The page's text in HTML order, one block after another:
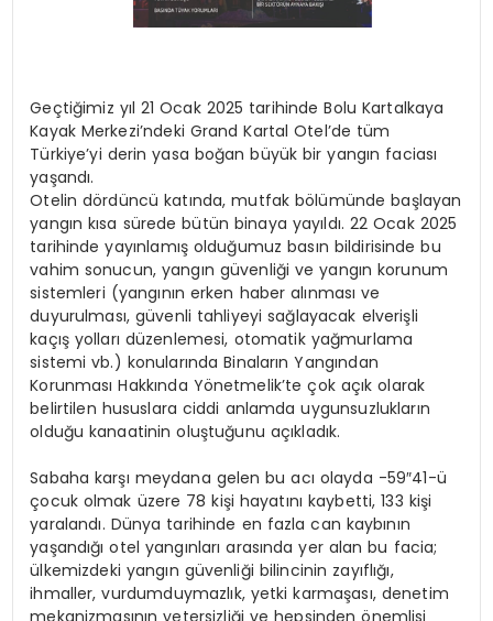
Geçtiğimiz yıl 21 Ocak 2025 tarihinde Bolu Kartalkaya
Kayak Merkezi’ndeki Grand Kartal Otel’de tüm
Türkiye’yi derin yasa boğan büyük bir yangın faciası
yaşandı.
Otelin dördüncü katında, mutfak bölümünde başlayan
yangın kısa sürede bütün binaya yayıldı. 22 Ocak 2025
tarihinde yayınlamış olduğumuz basın bildirisinde bu
vahim sonucun, yangın güvenliği ve yangın korunum
sistemleri (yangının erken haber alınması ve
duyurulması, güvenli tahliyeyi sağlayacak elverişli
kaçış yolları düzenlemesi, otomatik yağmurlama
sistemi vb.) konularında Binaların Yangından
Korunması Hakkında Yönetmelik’te çok açık olarak
belirtilen hususlara ciddi anlamda uygunsuzlukların
olduğu kanaatinin oluştuğunu açıkladık.
Sabaha karşı meydana gelen bu acı olayda -59″41-ü
çocuk olmak üzere 78 kişi hayatını kaybetti, 133 kişi
yaralandı. Dünya tarihinde en fazla can kaybının
yaşandığı otel yangınları arasında yer alan bu facia;
ülkemizdeki yangın güvenliği bilincinin zayıflığı,
ihmaller, vurdumduymazlık, yetki karmaşası, denetim